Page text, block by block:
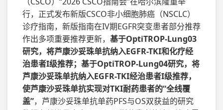
行，正式发布新版CSCO非小细胞肺癌（NSCLC）
诊疗指南，新版指南在IV期EGFR突变患者部分推荐
作出多项重要推荐更新， 基于OptiTROP-Lung03
研究，将芦康沙妥珠单抗纳入EGFR-TKI和化疗经
治患者I级推荐；基于OptiTROP-Lung04研究，将
芦康沙妥珠单抗纳入EGFR-TKI经治患者I级推荐，
使芦康沙妥珠单抗实现对TKI耐药患者的“全线覆
盖”，芦康沙妥珠单抗单药PFS与OS双获益的研究